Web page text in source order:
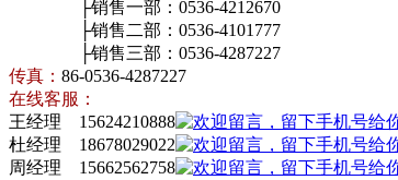
├销售一部：0536-4212670
├销售二部：0536-4101777
├销售三部：0536-4287227
传真： 86-0536-4287227
在线客服：
王经理 15624210888
杜经理 18678029022
周经理 15662562758